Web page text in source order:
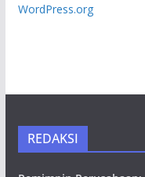
WordPress.org
REDAKSI